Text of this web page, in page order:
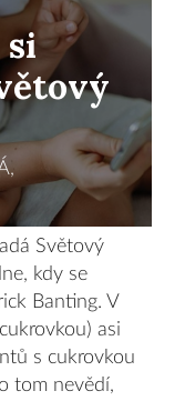
Světový
kdy se
Banting. V
asi
s cukrovkou
tom nevědí,